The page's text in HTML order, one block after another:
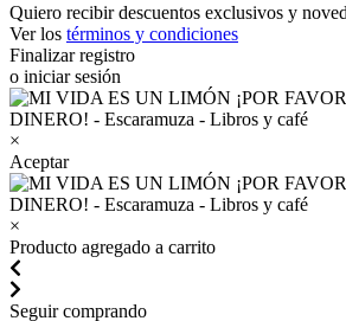
Quiero recibir descuentos exclusivos y
Ver los términos y condiciones
Finalizar registro
o iniciar sesión
×
Aceptar
×
Producto agregado a carrito
Seguir comprando